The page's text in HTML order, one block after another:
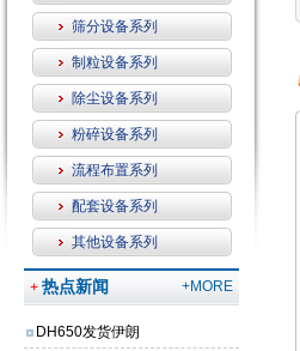
筛分设备系列
制粒设备系列
除尘设备系列
粉碎设备系列
流程布置系列
配套设备系列
其他设备系列
+MORE
+ 热点新闻
DH650发货伊朗